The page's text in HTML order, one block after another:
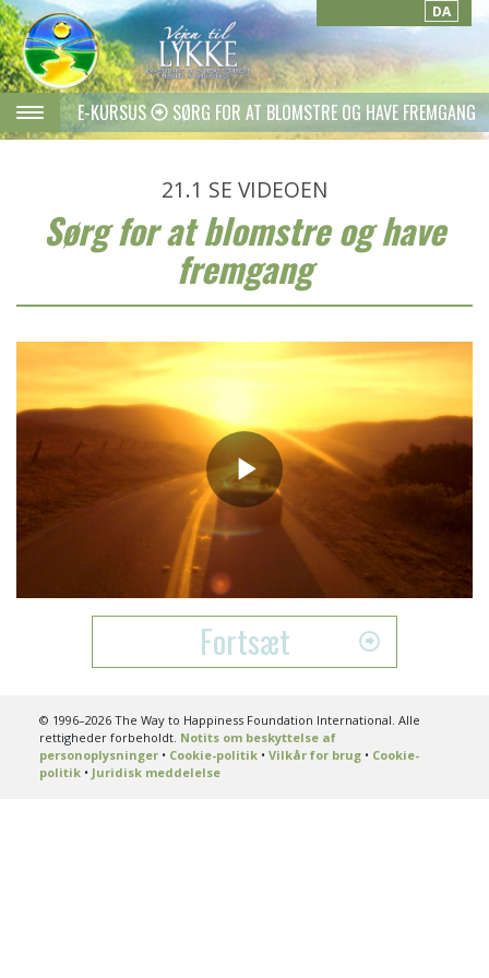
DA
E-KURSUS SØRG FOR AT BLOMSTRE OG HAVE FREMGANG
21.1 SE VIDEOEN
Sørg for at blomstre og have
fremgang
Play
Video
Fortsæt
© 1996–2026 The Way to Happiness Foundation International. Alle
rettigheder forbeholdt. Notits om beskyttelse af
personoplysninger• Cookie-politik• Vilkår for brug• Cookie-
politik• Juridisk meddelelse